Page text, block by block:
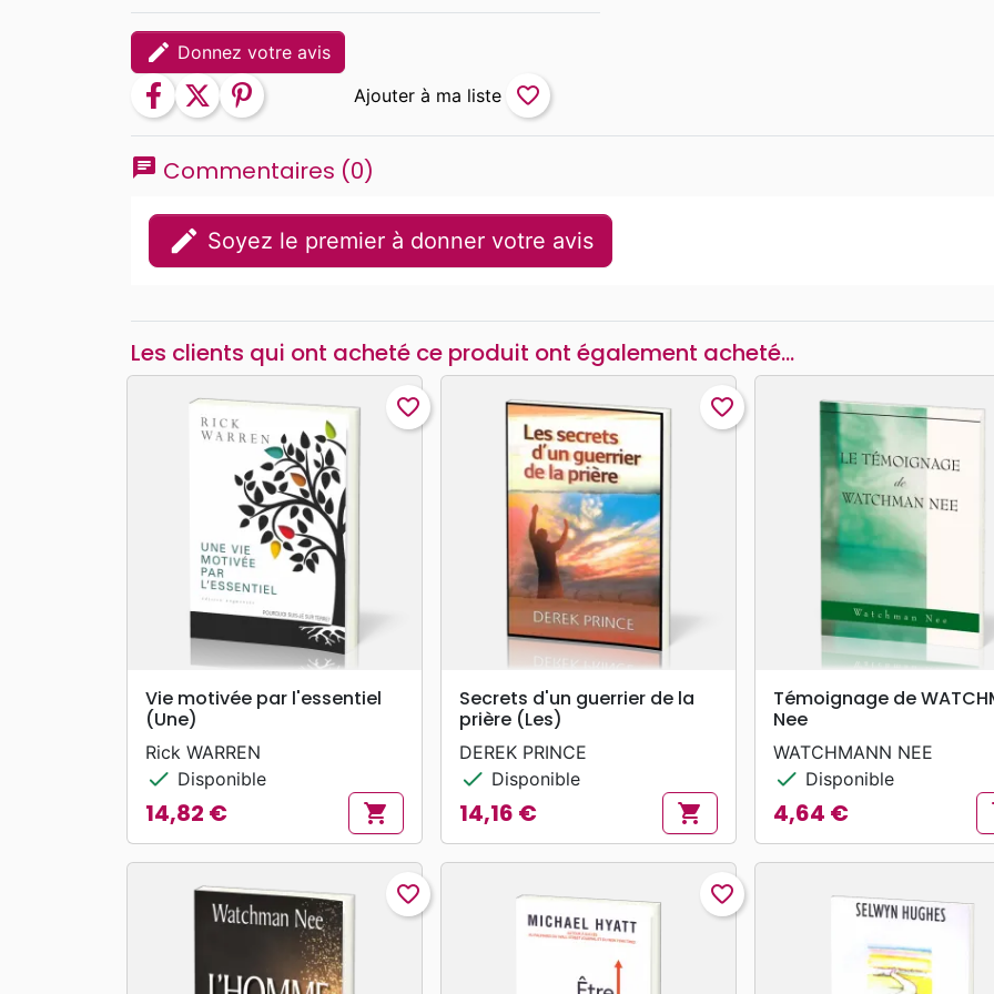
edit Donnez votre avis
facebook twitter pinterest favorite_border
chat Commentaires (0)
edit Soyez le premier à donner votre avis
Les clients qui ont acheté ce produit ont également acheté...
searchAPERÇU RAPIDE
favorite_border
Vie motivée par l'essentiel
(Une)
Rick WARREN
check Disponible
Prix
14,82 € shopping_cart
search APERÇU RAPIDE
favorite_border
Secrets d'un guerrier de la
prière (Les)
DEREK PRINCE
check Disponible
Prix
14,16 € shopping_cart
search APERÇU RAPIDE
Témoignage de
Nee
WATCHMANN NEE
check Disponible
Prix
4,64 €
favorite_border favorite_border